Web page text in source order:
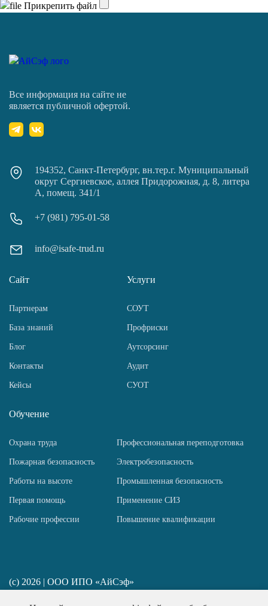
Прикрепить файл
Все информация на сайте не
является публичной офертой.
194352, Санкт-Петербург, вн.тер.г. Муниципальный
округ Сергиевское, аллея Придорожная, д. 8, литера
А, помещ. 341/1
+7 (981) 795-01-58
info@isafe-trud.ru
Сайт
Партнерам
База знаний
Блог
Контакты
Кейсы
Услуги
СОУТ
Профриски
Аутсорсинг
Аудит
СУОТ
Обучение
Охрана труда Профессиональная переподготовка
Пожарная безопасность Электробезопасность
Работы на высоте Промышленная безопасность
Первая помощь Применение СИЗ
Рабочие профессии Повышение квалификации
(c) 2026 | ООО ИПО «АйСэф»